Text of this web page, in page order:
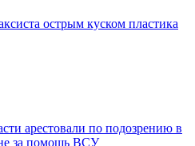
острым куском пластика
арестовали по подозрению в
за помощь ВСУ